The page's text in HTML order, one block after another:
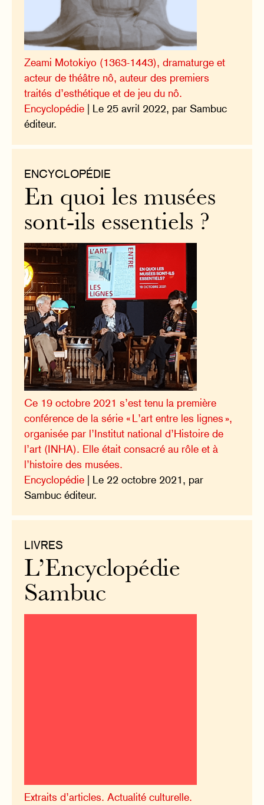
Zeami Motokiyo (1363-1443), dramaturge et
acteur de théâtre nô, auteur des premiers
traités d’esthétique et de jeu du nô.
Encyclopédie | Le 25 avril 2022, par Sambuc
éditeur.
ENCYCLOPÉDIE
En quoi les musées
sont-ils essentiels ?
Ce 19 octobre 2021 s’est tenu la première
conférence de la série « L’art entre les lignes »,
organisée par l’Institut national d’Histoire de
l’art (INHA). Elle était consacré au rôle et à
l’histoire des musées.
Encyclopédie | Le 22 octobre 2021, par
Sambuc éditeur.
LIVRES
L’Encyclopédie
Sambuc
Extraits d’articles. Actualité culturelle.